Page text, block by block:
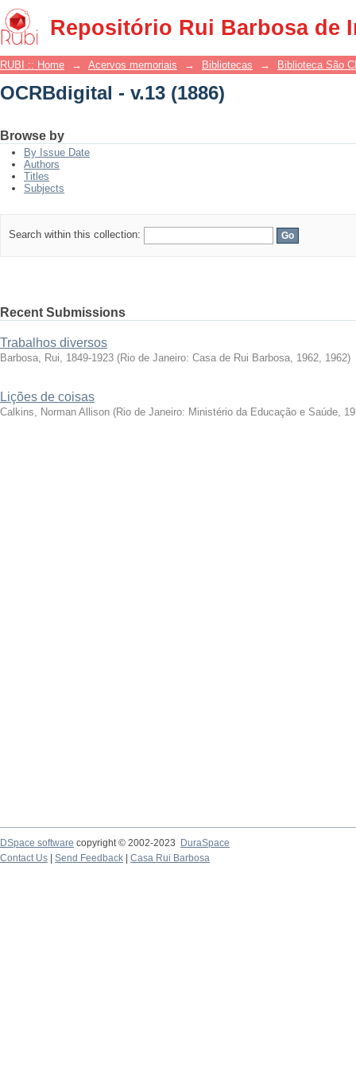
Repositório Rui Barbosa de
OCRBdigital - v.13 (1886)
RUBI :: Home → Acervos memoriais → Bibliotecas → Biblioteca São
OCRBdigital - v.13 (1886)
Browse by
By Issue Date
Authors
Titles
Subjects
Search within this collection:
Recent Submissions
Trabalhos diversos
Barbosa, Rui, 1849-1923 (Rio de Janeiro: Casa de Rui Barbosa, 1962, 1962)
Lições de coisas
Calkins, Norman Allison (Rio de Janeiro: Ministério da Educação e Saúde,
DSpace software copyright © 2002-2023
DuraSpace
Contact Us
Send Feedback Casa Rui Barbosa